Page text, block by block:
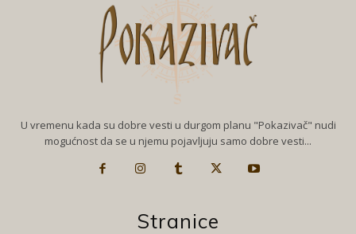
U vremenu kada su dobre vesti u durgom planu "Pokazivač" nudi
mogućnost da se u njemu pojavljuju samo dobre vesti...
Stranice